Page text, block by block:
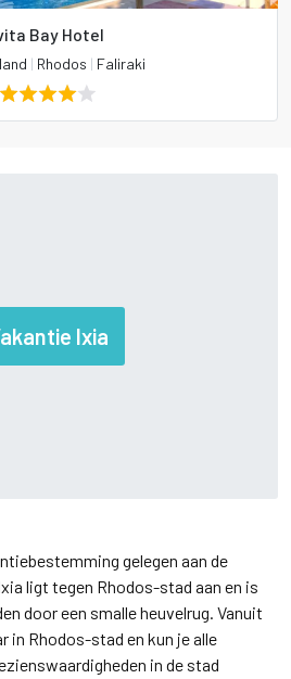
Bay Hotel
| Rhodos | Faliraki
Ixia
gelegen aan de
ligt tegen Rhodos-stad aan en is
door een smalle heuvelrug. Vanuit
in Rhodos-stad en kun je alle
in de stad